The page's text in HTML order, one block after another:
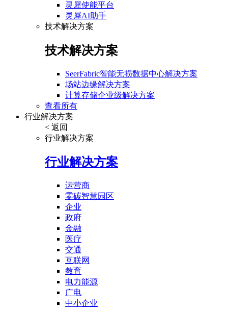
灵犀使能平台
灵犀AI助手
技术解决方案
技术解决方案
SeerFabric智能无损数据中心解决方案
场站边缘解决方案
计算存储企业级解决方案
查看所有
行业解决方案
< 返回
行业解决方案
行业解决方案
运营商
零碳智慧园区
企业
政府
金融
医疗
交通
互联网
教育
电力能源
广电
中小企业